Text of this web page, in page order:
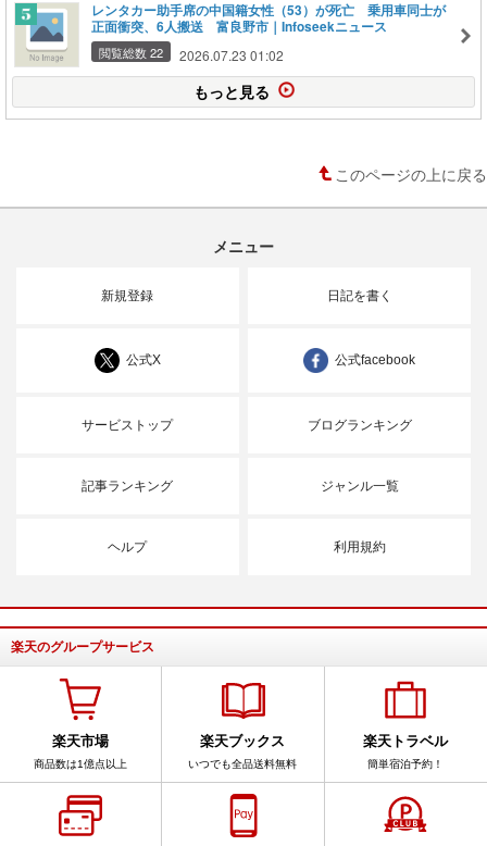
レンタカー助手席の中国籍女性（53）が死亡 乗用車同士が
正面衝突、6人搬送 富良野市｜Infoseekニュース
閲覧総数 22 2026.07.23 01:02
もっと見る
このページの上に戻る
メニュー
新規登録 日記を書く
公式X 公式facebook
サービストップ ブログランキング
記事ランキング ジャンル一覧
ヘルプ 利用規約
楽天のグループサービス
楽天市場
商品数は1億点以上
楽天ブックス
いつでも全品送料無料
楽天トラベル
簡単宿泊予約！